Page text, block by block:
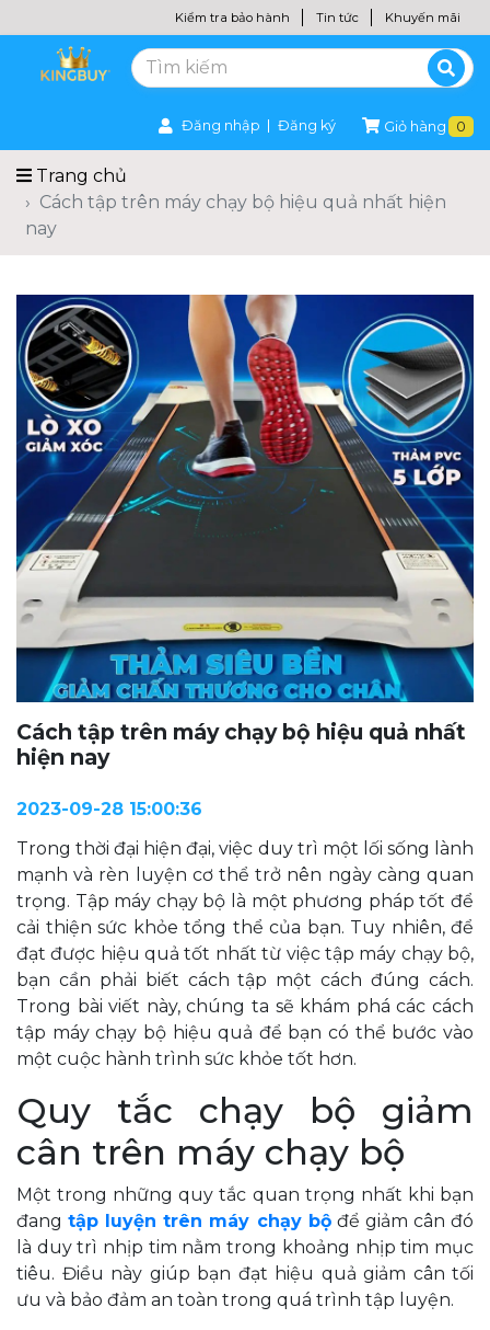
Kiểm tra bảo hành Tin tức Khuyến mãi
Đăng nhập Đăng ký Giỏ hàng 0
Trang chủ
Cách tập trên máy chạy bộ hiệu quả nhất hiện
nay
Cách tập trên máy chạy bộ hiệu quả nhất
hiện nay
2023-09-28 15:00:36
Trong thời đại hiện đại, việc duy trì một lối sống lành
mạnh và rèn luyện cơ thể trở nên ngày càng quan
trọng. Tập máy chạy bộ là một phương pháp tốt để
cải thiện sức khỏe tổng thể của bạn. Tuy nhiên, để
đạt được hiệu quả tốt nhất từ việc tập máy chạy bộ,
bạn cần phải biết cách tập một cách đúng cách.
Trong bài viết này, chúng ta sẽ khám phá các cách
tập máy chạy bộ hiệu quả để bạn có thể bước vào
một cuộc hành trình sức khỏe tốt hơn.
Quy tắc chạy bộ giảm
cân trên máy chạy bộ
Một trong những quy tắc quan trọng nhất khi bạn
đangtập luyện trên máy chạy bộđể giảm cân đó
là duy trì nhịp tim nằm trong khoảng nhịp tim mục
tiêu. Điều này giúp bạn đạt hiệu quả giảm cân tối
ưu và bảo đảm an toàn trong quá trình tập luyện.